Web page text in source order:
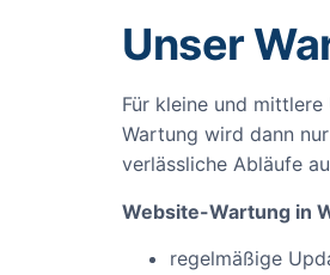
Unser
Für kleine und
Wartung wird dann
verlässliche Abläufe
Website-Wartung in
regelmäßige